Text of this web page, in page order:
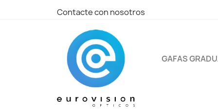
Contacte con nosotros
GAFAS